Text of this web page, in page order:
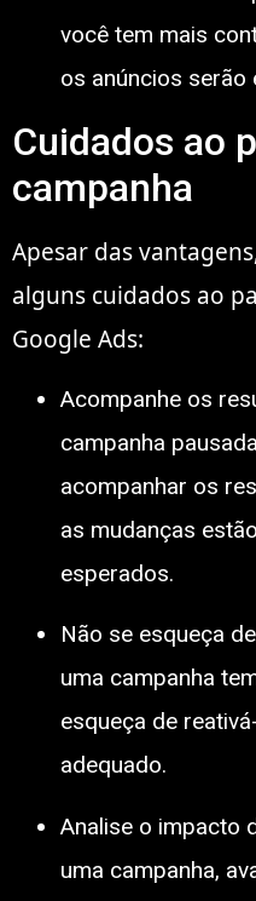
você tem mais
os anúncios serão
Cuidados ao
campanha
Apesar das
alguns cuidados ao
Google Ads:
Acompanhe os
campanha
acompanhar os
as mudanças
esperados.
Não se esqueça
uma campanha
esqueça de
adequado.
Analise o impacto
uma campanha,